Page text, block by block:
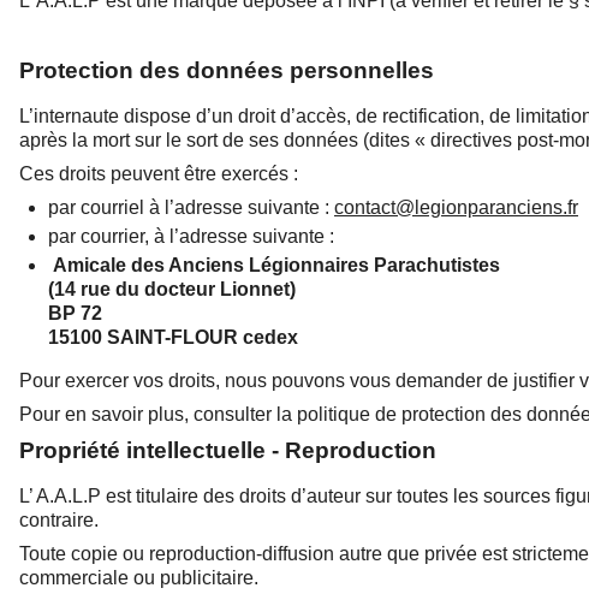
Protection des données personnelles
L’internaute dispose d’un droit d’accès, de rectification, de
après la mort sur le sort de ses données (dites « directives post-
Ces droits peuvent être exercés :
par courriel à l’adresse suivante : contact@legionparanciens.fr
par courrier, à l’adresse suivante :
Amicale des Anciens Légionnaires Parachutistes
(14 rue du docteur Lionnet)
BP 72
15100 SAINT-FLOUR cedex
Pour exercer vos droits, nous pouvons vous demander de justifier
Pour en savoir plus, consulter la politique de protection des
Propriété intellectuelle - Reproduction
L’ A.A.L.P est titulaire des droits d’auteur sur toutes les sources
contraire.
Toute copie ou reproduction-diffusion autre que privée est
commerciale ou publicitaire.